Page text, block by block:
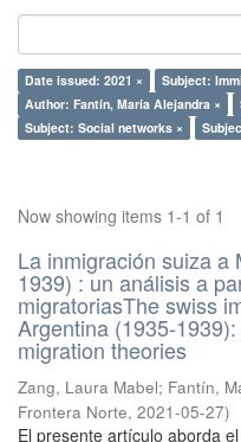
Date issued: 2021 ×
Subject:
Author: Fantín, María Alejandra ×
Subject: Social networks ×
Now showing items 1-1 of 1
La inmigración suiza a
1939) : un análisis a
migratoriasThe swiss
Argentina (1935-
migration theories
Zang, Laura Mabel; Fantín,
Frontera Norte, 2021-05-27)
El presente artículo aborda